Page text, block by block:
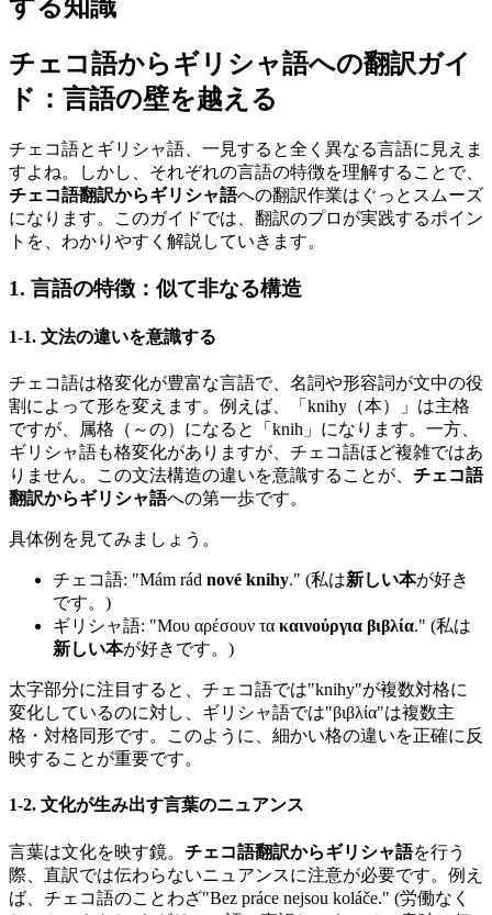
する知識
チェコ語からギリシャ語への翻訳ガイ
ド：言語の壁を越える
チェコ語とギリシャ語、一見すると全く異なる言語に見えま
すよね。しかし、それぞれの言語の特徴を理解することで、
チェコ語翻訳からギリシャ語への翻訳作業はぐっとスムーズ
になります。このガイドでは、翻訳のプロが実践するポイン
トを、わかりやすく解説していきます。
1. 言語の特徴：似て非なる構造
1-1. 文法の違いを意識する
チェコ語は格変化が豊富な言語で、名詞や形容詞が文中の役
割によって形を変えます。例えば、「knihy（本）」は主格
ですが、属格（～の）になると「knih」になります。一方、
ギリシャ語も格変化がありますが、チェコ語ほど複雑ではあ
りません。この文法構造の違いを意識することが、 チェコ語
翻訳からギリシャ語への第一歩です。
具体例を見てみましょう。
チェコ語: "Mám rád nové knihy." (私は新しい本が好き
です。)
ギリシャ語: "Μου αρέσουν τα καινούργια βιβλία." (私は
新しい本が好きです。)
太字部分に注目すると、チェコ語では"knihy"が複数対格に
変化しているのに対し、ギリシャ語では"βιβλία"は複数主
格・対格同形です。このように、細かい格の違いを正確に反
映することが重要です。
1-2. 文化が生み出す言葉のニュアンス
言葉は文化を映す鏡。 チェコ語翻訳からギリシャ語を行う
際、直訳では伝わらないニュアンスに注意が必要です。例え
ば、チェコ語のことわざ"Bez práce nejsou koláče." (労働なく